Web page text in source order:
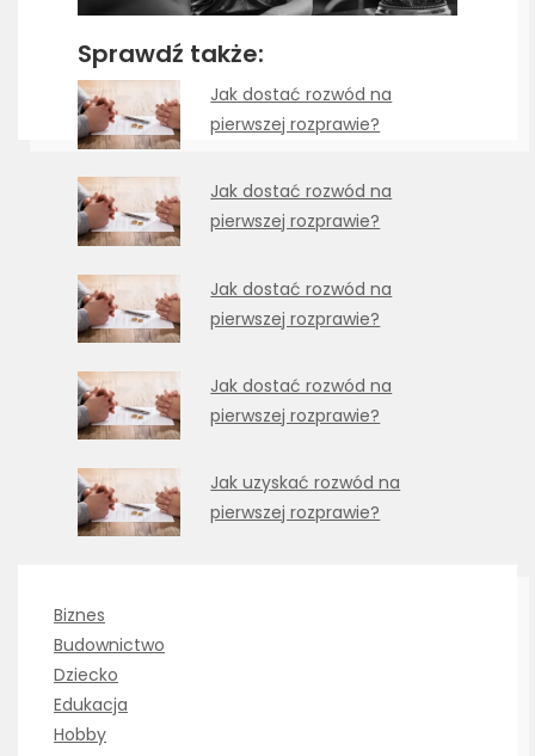
Sprawdź także:
Jak dostać rozwód na
pierwszej rozprawie?
Jak dostać rozwód na
pierwszej rozprawie?
Jak dostać rozwód na
pierwszej rozprawie?
Jak dostać rozwód na
pierwszej rozprawie?
Jak uzyskać rozwód na
pierwszej rozprawie?
Biznes
Budownictwo
Dziecko
Edukacja
Hobby